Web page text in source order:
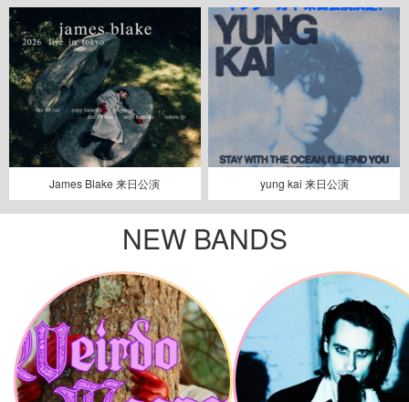
James Blake 来日公演 yung kai 来日公演
NEW BANDS